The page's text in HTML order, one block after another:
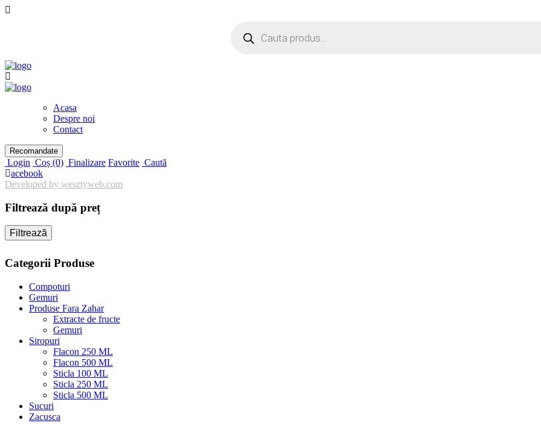
search
Acasa
Despre noi
Contact
Recomandate
Login Coș (0) Finalizare Favorite Caută
acebook
Developed by wesztyweb.com
Filtrează după preț
Filtrează
Categorii Produse
Compoturi
Gemuri
Produse Fara Zahar
Extracte de fructe
Gemuri
Siropuri
Flacon 250 ML
Flacon 500 ML
Sticla 100 ML
Sticla 250 ML
Sticla 500 ML
Sucuri
Zacusca